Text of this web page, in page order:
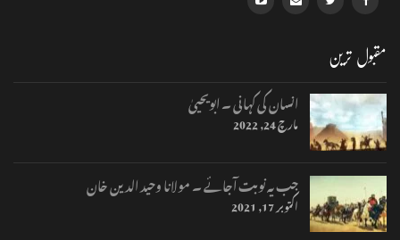
مقبول ترین
انسان کی کہانی ۔ ابویحییٰ
مارچ 24, 2022
جب یہ نوبت آجائے ۔ مولانا وحید الدین خان
اکتوبر 17, 2021